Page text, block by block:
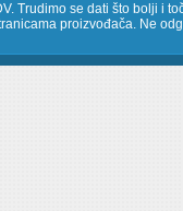
Trudimo se dati što bolji i
proizvođača. Ne